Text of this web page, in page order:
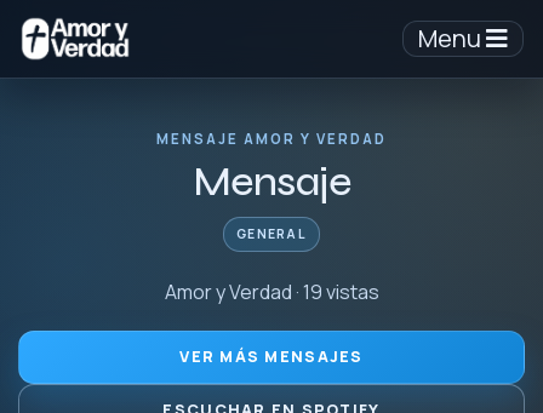
Menu
MENSAJE AMOR Y VERDAD
Mensaje
GENERAL
Amor y Verdad · 19 vistas
VER MÁS MENSAJES